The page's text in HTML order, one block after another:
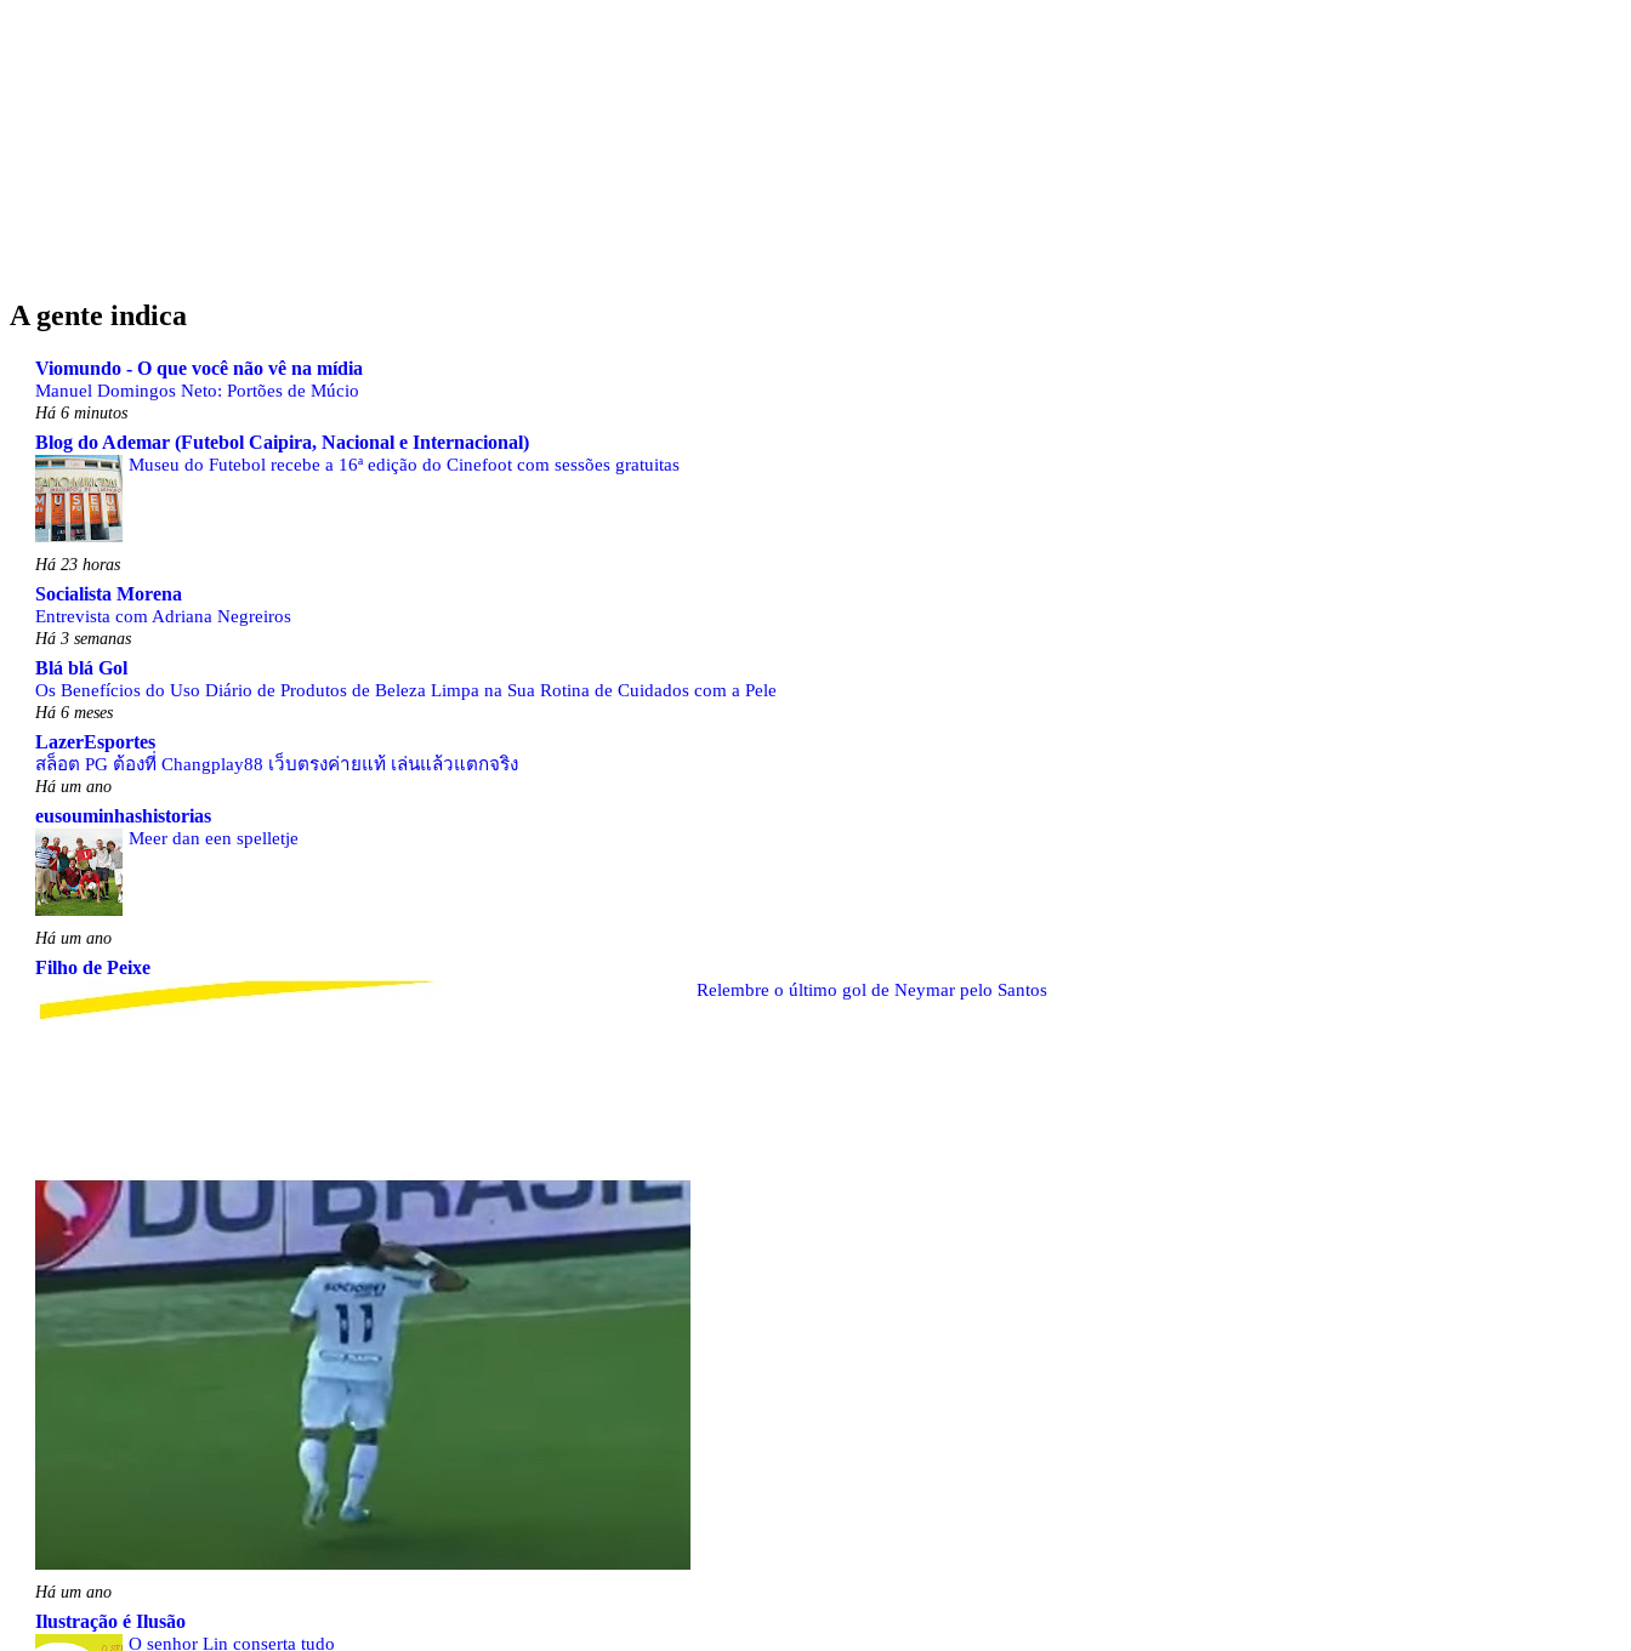
A gente indica
Viomundo - O que você não vê na mídia
Manuel Domingos Neto: Portões de Múcio
Há 6 minutos
Blog do Ademar (Futebol Caipira, Nacional e Internacional)
Museu do Futebol recebe a 16ª edição do Cinefoot com sessões gratuitas
Há 23 horas
Socialista Morena
Entrevista com Adriana Negreiros
Há 3 semanas
Blá blá Gol
Os Benefícios do Uso Diário de Produtos de Beleza Limpa na Sua Rotina de Cuidados com a Pele
Há 6 meses
LazerEsportes
สล็อต PG ต้องที่ Changplay88 เว็บตรงค่ายแท้ เล่นแล้วแตกจริง
Há um ano
eusouminhashistorias
Meer dan een spelletje
Há um ano
Filho de Peixe
Relembre o último gol de Neymar pelo Santos
Há um ano
Ilustração é Ilusão
O senhor Lin conserta tudo